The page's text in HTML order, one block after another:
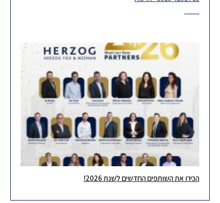
אנו שמחים וגאים להודיע על צירופם של 19 שותפות ושותפים חדשים
הכירו את השותפים החדשים לשנת 2026!